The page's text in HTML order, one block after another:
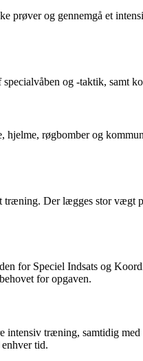
prøver og gennemgå et
og -taktik, samt
røgbomber og
Der lægges stor vægt
for Speciel Indsats og
for opgaven.
træning, samtidig med
tid.